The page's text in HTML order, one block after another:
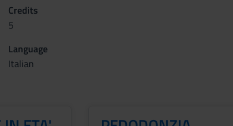
Credits
5
Language
Italian